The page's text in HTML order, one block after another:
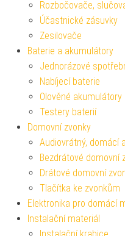
Rozbočovače,
Účastnické zásuvky
Zesilovače
Baterie a akumulátory
Jednorázové
Nabíjecí baterie
Olověné akumulátory
Testery baterií
Domovní zvonky
Audiovrátný, domácí
Bezdrátové domovní
Drátové domovní
Tlačítka ke zvonkům
Elektronika pro domácí
Instalační materiál